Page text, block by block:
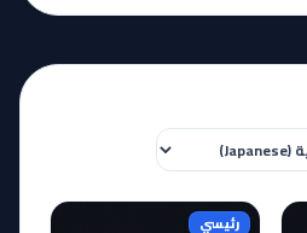
رئيسي